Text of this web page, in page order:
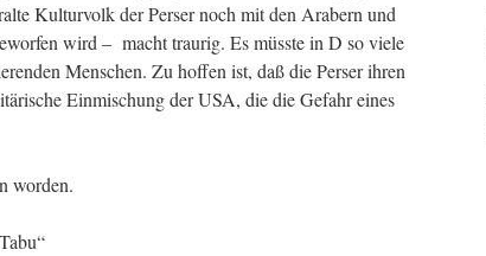
Kulturvolk der Perser noch mit den Arabern und
wird – macht traurig. Es müsste in D so viele
Menschen. Zu hoffen ist, daß die Perser ihren
Einmischung der USA, die die Gefahr eines
worden.